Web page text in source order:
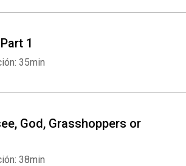
1
35min
God, Grasshoppers or
38min